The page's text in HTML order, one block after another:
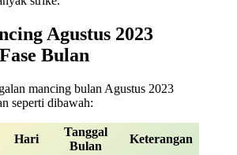
Agustus 2023
Bulan
mancing bulan Agustus 2023
seperti dibawah:
Hari
Tanggal
Bulan
Keterangan